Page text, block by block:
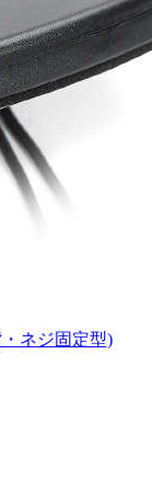
ネジ固定型)